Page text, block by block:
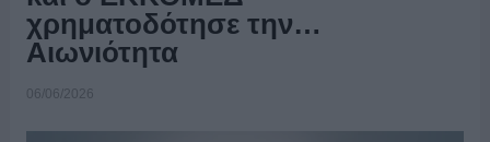
χρηματοδότησε την…
Αιωνιότητα
06/06/2026